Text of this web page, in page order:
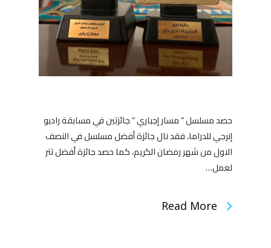
حصد مسلسل ” مسار إجباري ” جائزتين في مسابقة راديو
إنرجي للدراما، فقد نال جائزة أفضل مسلسل في النصف
الاول من شهر رمضان الكريم، كما حصد جائزة أفضل تتر
لعمل…
Read More